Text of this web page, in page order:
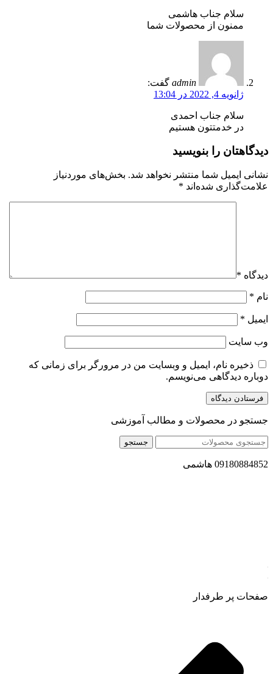
سلام جناب هاشمی
ممنون از محصولات شما
admin گفت:
ژانویه 4, 2022 در 13:04
سلام جناب احمدی
در خدمتتون هستیم
دیدگاهتان را بنویسید
نشانی ایمیل شما منتشر نخواهد شد. بخش‌های موردنیاز
علامت‌گذاری شده‌اند *
دیدگاه *
نام *
ایمیل *
وب‌ سایت
ذخیره نام، ایمیل و وبسایت من در مرورگر برای زمانی که
دوباره دیدگاهی می‌نویسم.
جستجو در محصولات و مطالب آموزشی
جستجو
09180884852 هاشمی
صفحات پر طرفدار